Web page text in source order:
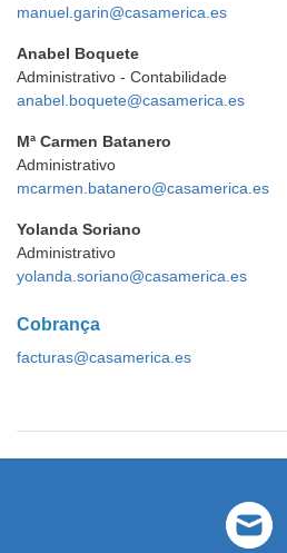
manuel.garin@casamerica.es
Anabel Boquete
Administrativo - Contabilidade
anabel.boquete@casamerica.es
Mª Carmen Batanero
Administrativo
mcarmen.batanero@casamerica.es
Yolanda Soriano
Administrativo
yolanda.soriano@casamerica.es
Cobrança
facturas@casamerica.es